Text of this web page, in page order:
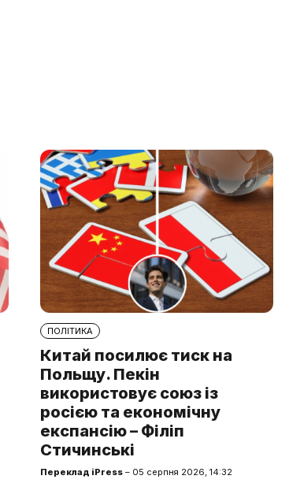
ПОЛІТИКА
Китай посилює тиск на
Польщу. Пекін
використовує союз із
росією та економічну
експансію – Філіп
Стичинські
Переклад iPress – 05 серпня 2026, 14:32